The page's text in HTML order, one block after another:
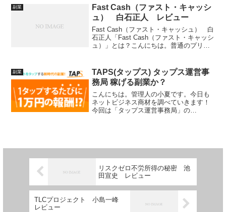
ーしていきます。金利の高い銀行を紹介
してくれるようです。（E...
副業
Fast Cash（ファスト・キャッシ
ュ） 白石正人 レビュー
Fast Cash（ファスト・キャッシュ） 白
石正人「Fast Cash（ファスト・キャッシ
ュ）」とは？こんにちは。普通のプリン
正人の「Fast Cash（ファスト・キ...
副業
TAPS(タップス) タップス運営事
務局 稼げる副業か？
こんにちは。管理人の小夏です。今日も
ネットビジネス商材を調べていきます！
今回は「タップス運営事務局」の
リスクゼロ不労所得の秘密 池
田宣史 レビュー
TLCプロジェクト 小島一峰
レビュー